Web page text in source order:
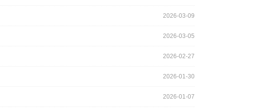
2026-03-09
2026-03-05
2026-02-27
2026-01-30
2026-01-07